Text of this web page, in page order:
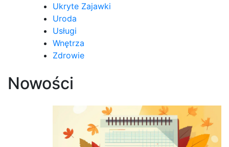
Ukryte Zajawki
Uroda
Usługi
Wnętrza
Zdrowie
Nowości